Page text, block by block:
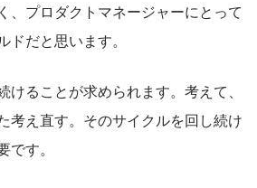
、プロダクトマネージャーにとって
だと思います。
けることが求められます。考えて、
考え直す。そのサイクルを回し続け
す。